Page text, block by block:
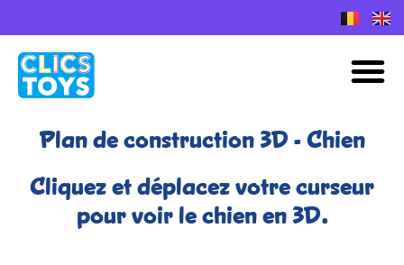
Plan de construction 3D - Chien
Cliquez et déplacez votre curseur
pour voir le chien en 3D.